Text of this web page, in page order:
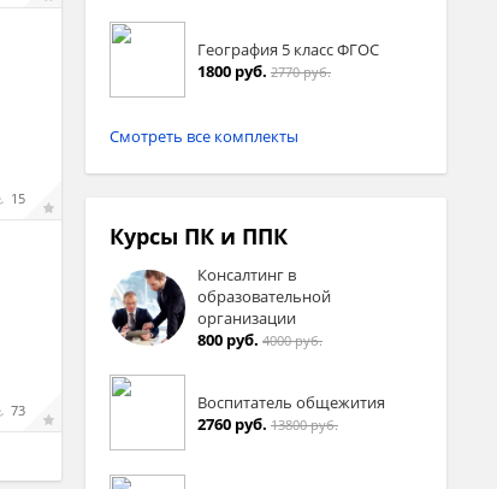
15
73
География 5 класс ФГОС
1800 руб. 2770 руб.
Смотреть все комплекты
Курсы ПК и ППК
Консалтинг в
образовательной
организации
800 руб. 4000 руб.
Воспитатель общежития
2760 руб. 13800 руб.